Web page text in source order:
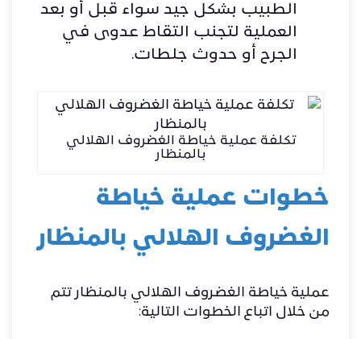
الطبيب بشكل جيد سواء قبل أو بعد
العملية لتجنب التقاط عدوى في
الجرح أو حدوث جلطات.
تكلفة عملية خياطة الغضروف الهلالي
بالمنظار
خطوات عملية خياطة
الغضروف الهلالي بالمنظار
عملية خياطة الغضروف الهلالي بالمنظار تتم
من خلال اتباع الخطوات التالية: